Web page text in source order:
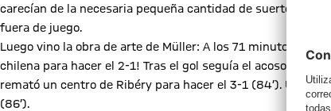
carecían de la necesaria pequeña cantidad de suerte para
fuera de juego.
Luego vino la obra de arte de Müller: A los 71 minutos paró
chilena para hacer el 2-1! Tras el gol seguía el acoso a la
remató un centro de Ribéry para hacer el 3-1 (84’). Un
(86’).